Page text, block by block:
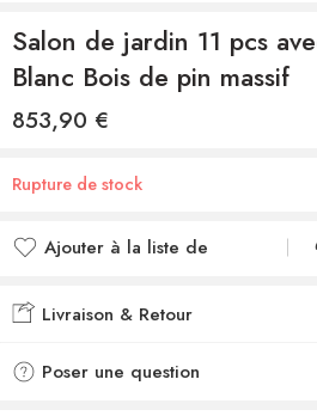
Salon de jardin 11 pcs
Blanc Bois de pin massif
853,90 €
Rupture de stock
Ajouter à la liste de
Ajouté à la liste de
Livraison & Retour
Poser une question